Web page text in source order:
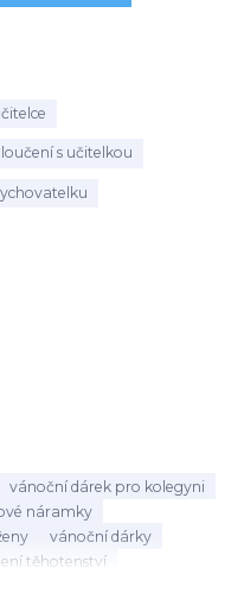
vánoční dárek pro kolegyni
náramky
vánoční dárky
těhotenství
s učitelkou